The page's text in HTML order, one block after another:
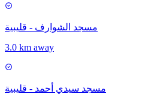
مسجد الشوارف - قليبية
3.0 km away
مسجد سيدي أحمد - قليبية